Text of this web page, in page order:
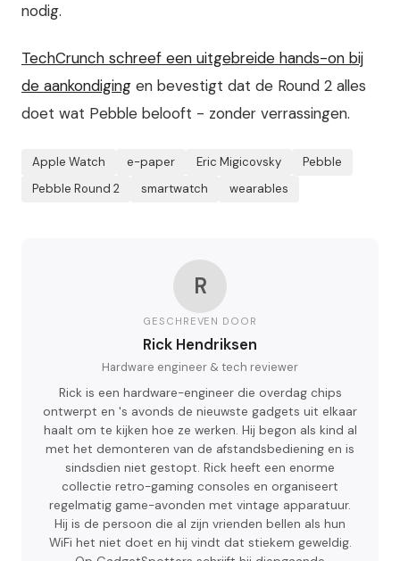
nodig.
TechCrunch schreef een uitgebreide hands-on bij
de aankondiging en bevestigt dat de Round 2 alles
doet wat Pebble belooft - zonder verrassingen.
Apple Watch e-paper Eric Migicovsky
Pebble
Pebble Round 2
smartwatch wearables
R
GESCHREVEN DOOR
Rick Hendriksen
Hardware engineer & tech reviewer
Rick is een hardware-engineer die overdag chips
ontwerpt en 's avonds de nieuwste gadgets uit elkaar
haalt om te kijken hoe ze werken. Hij begon als kind al
met het demonteren van de afstandsbediening en is
sindsdien niet gestopt. Rick heeft een enorme
collectie retro-gaming consoles en organiseert
regelmatig game-avonden met vintage apparatuur.
Hij is de persoon die al zijn vrienden bellen als hun
WiFi het niet doet en hij vindt dat stiekem geweldig.